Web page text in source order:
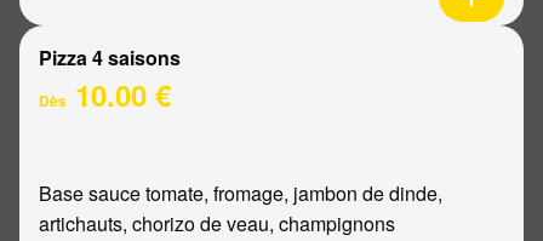
Pizza 4 saisons
Dès 10.00 €
Base sauce tomate, fromage, jambon de dinde,
artichauts, chorizo de veau, champignons